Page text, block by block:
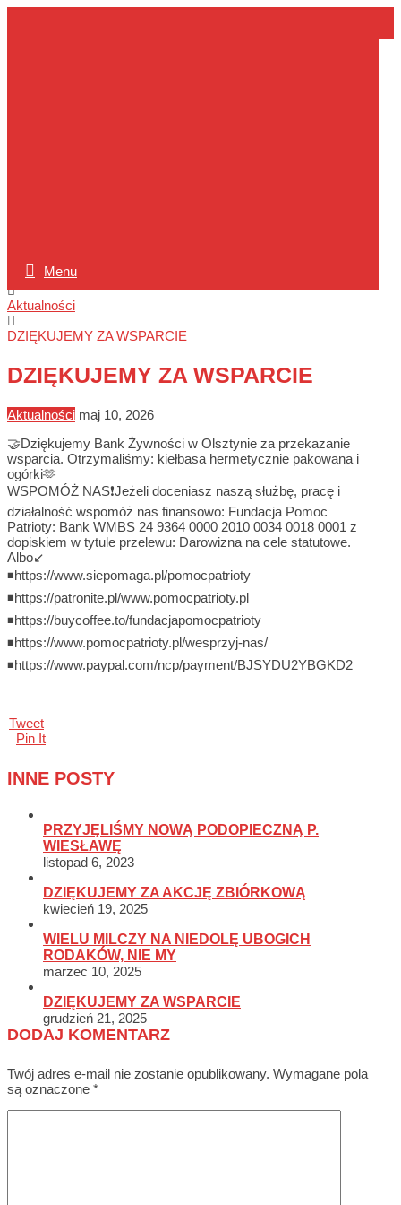
Menu
Strona główna
Aktualności
DZIĘKUJEMY ZA WSPARCIE
DZIĘKUJEMY ZA WSPARCIE
Aktualności maj 10, 2026
🤝Dziękujemy Bank Żywności w Olsztynie za przekazanie
wsparcia. Otrzymaliśmy: kiełbasa hermetycznie pakowana i
ogórki🫶
WSPOMÓŻ NAS❗Jeżeli doceniasz naszą służbę, pracę i
działalność wspomóż nas finansowo: Fundacja Pomoc
Patrioty: Bank WMBS 24 9364 0000 2010 0034 0018 0001 z
dopiskiem w tytule przelewu: Darowizna na cele statutowe.
Albo↙️
◾https://www.siepomaga.pl/pomocpatrioty
◾https://patronite.pl/www.pomocpatrioty.pl
◾https://buycoffee.to/fundacjapomocpatrioty
◾https://www.pomocpatrioty.pl/wesprzyj-nas/
◾https://www.paypal.com/ncp/payment/BJSYDU2YBGKD2
Tweet
Pin It
INNE POSTY
PRZYJĘLIŚMY NOWĄ PODOPIECZNĄ P.
WIESŁAWĘ
listopad 6, 2023
DZIĘKUJEMY ZA AKCJĘ ZBIÓRKOWĄ
kwiecień 19, 2025
WIELU MILCZY NA NIEDOLĘ UBOGICH
RODAKÓW, NIE MY
marzec 10, 2025
DZIĘKUJEMY ZA WSPARCIE
grudzień 21, 2025
DODAJ KOMENTARZ
Twój adres e-mail nie zostanie opublikowany. Wymagane pola
są oznaczone *